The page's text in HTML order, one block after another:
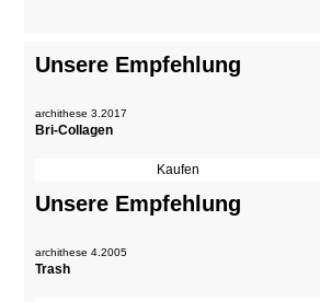
Unsere Empfehlung
archithese 3.2017
Bri-Collagen
Unsere Empfehlung
archithese 4.2005
Trash